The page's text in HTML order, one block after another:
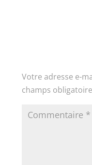
Votre adresse e-
champs